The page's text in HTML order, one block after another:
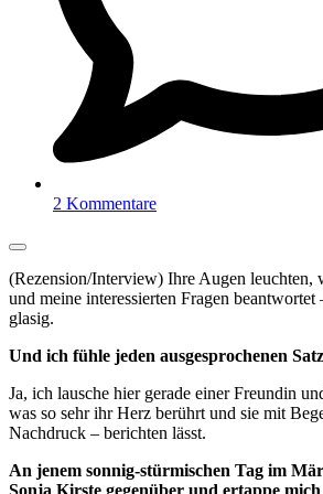
2 Kommentare
(Rezension/Interview) Ihre Augen leuchten,
und meine interessierten Fragen
glasig.
Und ich fühle jeden ausgesprochenen
Ja, ich lausche hier gerade einer Freundin
was so sehr ihr Herz berührt und sie mit
Nachdruck – berichten lässt.
An jenem sonnig-stürmischen Tag im
Sonja Kirste gegenüber und ertappe